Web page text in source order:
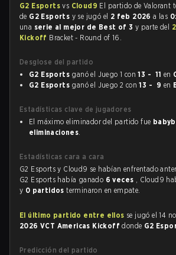
G2 Esportsvs Cloud9 El partido de Valorant
de G2 Esports y se jugó el 2 feb 2026a las
una serie al mejor de Best of 3 y parte del
Kickoff Bracket - Round of 16.
Desglose del partido
G2 Esports ganó el Juego 1 con13 - 11 en
G2 Esports ganó el Juego 2 con13 - 9 en
Estadísticas clave de jugadores
El máximo eliminador del partido fue
eliminaciones.
Estadísticas cara a cara
G2 Esports y Cloud9 se habían enfrentado
G2 Esports había ganado 6 veces , Cloud9
y 0 partidosterminaron en empate.
El último partido entre ellos se jugó el 14
2026 VCT Americas Kickoffdonde G2
Predicción del partido